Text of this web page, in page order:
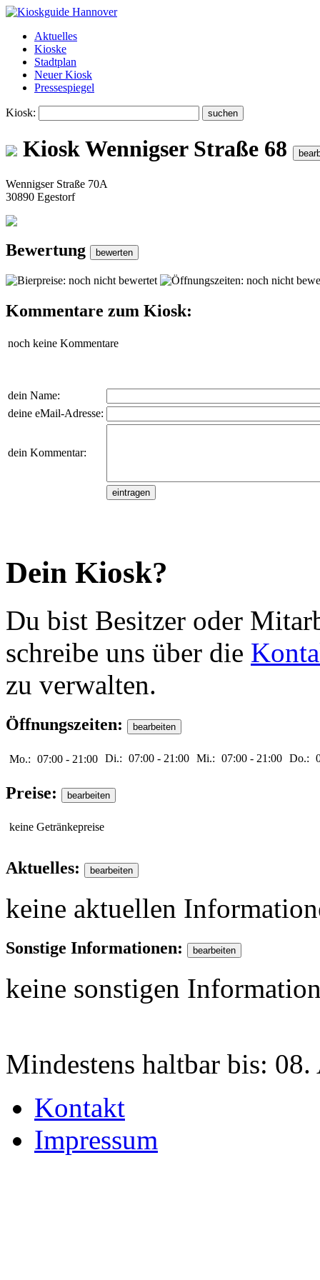
Aktuelles
Kioske
Stadtplan
Neuer Kiosk
Pressespiegel
Kiosk:
Kiosk Wennigser Straße 68
Wennigser Straße 70A
30890 Egestorf
Bewertung
Kommentare zum Kiosk:
noch keine Kommentare
dein Name:
deine eMail-Adresse:
dein Kommentar:
Dein Kiosk?
Du bist Besitzer oder
schreibe uns über die
zu verwalten.
Öffnungszeiten:
Mo.: 07:00 - 21:00 Di.: 07:00 - 21:00 Mi.: 07:00 - 21:00 Do.:
Preise:
keine Getränkepreise
Aktuelles:
keine aktuellen
Sonstige Informationen:
keine sonstigen
Mindestens haltbar bis: 08.
Kontakt
Impressum